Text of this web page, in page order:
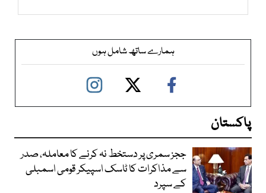
ہمارے ساتھ شامل ہوں
پاکستان
ججز سمری پر دستخط نہ کرنے کا معاملہ، صدر
سے مذاکرات کا ٹاسک اسپیکر قومی اسمبلی
کے سپرد